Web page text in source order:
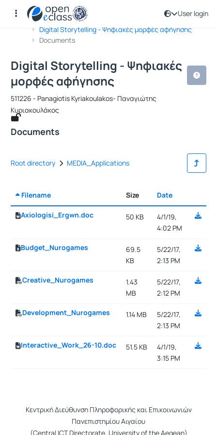
User login
Αρχική Σελίδα
Digital Storytelling - Ψηφιακές μορφές αφήγησης
Documents
Course : Digital Storytelling -
Course code : 511226
Digital Storytelling - Ψηφιακές
μορφές αφήγησης
511226 - Panagiotis Kyriakoulakos- Παναγιώτης
Κυριακουλάκος
Documents
Root directory MEDIA_Applications
Filename Size Date
Axiologisi_Ergwn.doc
50 KB
4/1/19,
4:02 PM
Budget_Nurogames
69.5
KB
5/22/17,
2:13 PM
Creative_Nurogames
1.43
MB
5/22/17,
2:12 PM
Development_Nurogames 1.14 MB
5/22/17,
2:13 PM
Interactive_Work_26-10.doc 51.5 KB
4/1/19,
3:15 PM
Κεντρική Διεύθυνση Πληροφορικής και Επικοινωνιών
Πανεπιστημίου Αιγαίου
(Central ICT Directorate, University of the Aegean)